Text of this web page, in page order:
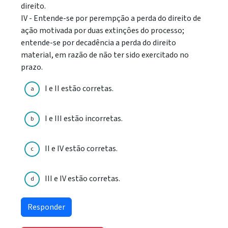
direito.
IV - Entende-se por perempção a perda do direito de
ação motivada por duas extinçôes do processo;
entende-se por decadência a perda do direito
material, em razão de não ter sido exercitado no
prazo.
a I e II estão corretas.
b I e III estão incorretas.
c II e IV estão corretas.
d III e IV estão corretas.